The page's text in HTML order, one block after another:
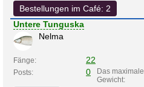
Bestellungen im Café: 2
Untere Tunguska
Nelma
Fänge: 22
Posts: 0
Das maximale
Gewicht: